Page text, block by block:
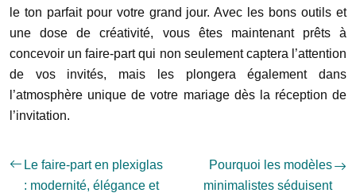
le ton parfait pour votre grand jour. Avec les bons outils et
une dose de créativité, vous êtes maintenant prêts à
concevoir un faire-part qui non seulement captera l’attention
de vos invités, mais les plongera également dans
l’atmosphère unique de votre mariage dès la réception de
l’invitation.
Le faire-part en plexiglas
: modernité, élégance et
Pourquoi les modèles
minimalistes séduisent